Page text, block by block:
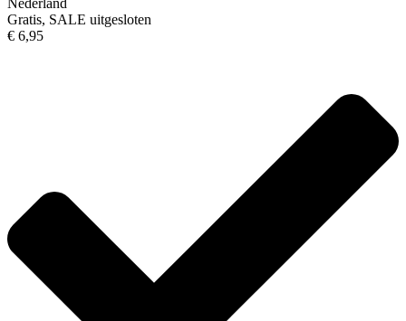
Nederland
Gratis, SALE uitgesloten
€ 6,95